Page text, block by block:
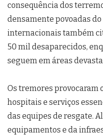
consequência dos
densamente povoadas
internacionais também
50 mil desaparecidos,
seguem em áreas
Os tremores provocaram
hospitais e serviços
das equipes de resgate.
equipamentos e da